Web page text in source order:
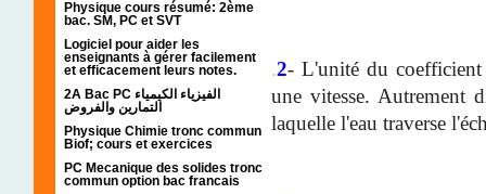
Physique cours résumé: 2ème
bac. SM, PC et SVT
Logiciel pour aider les
enseignants à gérer facilement
et efficacement leurs notes.
2A Bac PC الفيزياء الكيمياء
التمارين والفروض
Physique Chimie tronc commun
Biof; cours et exercices
PC Mecanique des solides tronc
commun option bac francais
.2- L'unité du coefficient
une vitesse. Autrement
laquelle l'eau traverse